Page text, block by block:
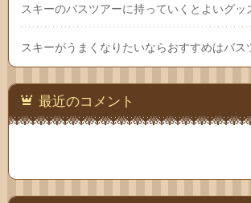
スキーのバスツアーに持っていくとよいグッ
スキーがうまくなりたいならおすすめはバス
最近のコメント